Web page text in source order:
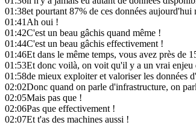
01:38et pourtant 87% de ces données aujourd'hui
01:41Ah oui !
01:42C'est un beau gâchis quand même !
01:44C'est un beau gâchis effectivement !
01:46Et dans le même temps, vous avez près de
01:53Et donc voilà, on voit qu'il y a un vrai enjeu
01:58de mieux exploiter et valoriser les données
02:02Donc quand on parle d'infrastructure, on
02:05Mais pas que !
02:06Pas que effectivement !
02:07Et t'as des machines aussi !